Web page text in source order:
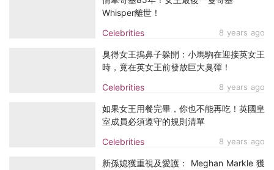
Celebrities 8 years ago
Whisper離世！
Celebrities 8 years ago
臭得女王摀鼻子躲開：小馬駒在迎接英女王
時，竟在英女王前發放巨大臭彈！
Celebrities 8 years ago
如果女王用餐完畢，你也不能再吃！英國皇
室成員必須遵守的規則清單
新孫媳獲重視及愛護： Meghan Markle 獲